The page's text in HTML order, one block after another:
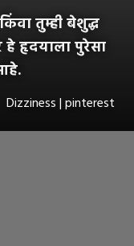
तुम्ही बेशुद्ध
हृदयाला पुरेसा
Dizziness | pinterest